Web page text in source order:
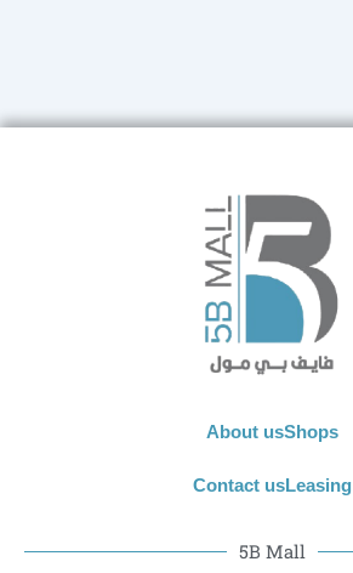
About usShops
Contact usLeasing
5B Mall